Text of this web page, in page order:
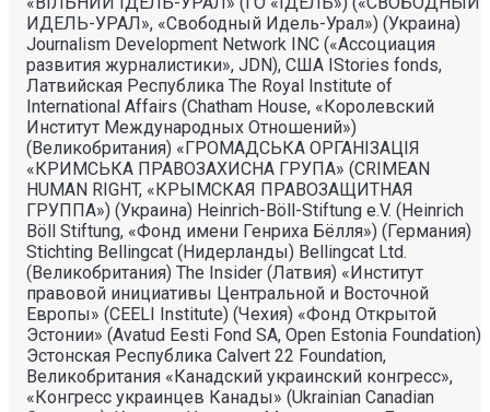
ИДЕЛЬ-УРАЛ», «Свободный Идель-Урал») (Украина)
Journalism Development Network INC («Ассоциация
развития журналистики», JDN), США IStories fonds,
Латвийская Республика The Royal Institute of
International Affairs (Chatham House, «Королевский
Институт Международных Отношений»)
(Великобритания) «ГРОМАДСЬКА ОРГАНIЗАЦIЯ
«КРИМСЬКА ПРАВОЗАХИСНА ГРУПА» (CRIMEAN
HUMAN RIGHT, «КРЫМСКАЯ ПРАВОЗАЩИТНАЯ
ГРУППА») (Украина) Heinrich-Böll-Stiftung e.V. (Heinrich
Böll Stiftung, «Фонд имени Генриха Бёлля») (Германия)
Stichting Bellingcat (Нидерланды) Bellingcat Ltd.
(Великобритания) The Insider (Латвия) «Институт
правовой инициативы Центральной и Восточной
Европы» (CEELI Institute) (Чехия) «Фонд Открытой
Эстонии» (Avatud Eesti Fond SA, Open Estonia Foundation)
Эстонская Республика Calvert 22 Foundation,
Великобритания «Канадский украинский конгресс»,
«Конгресс украинцев Канады» (Ukrainian Canadian